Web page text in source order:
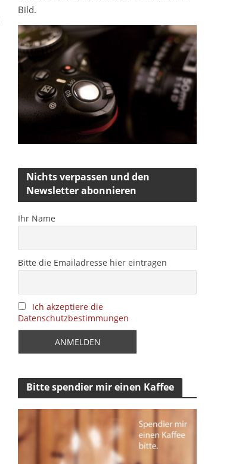
Bild.
Nichts verpassen und den
Newsletter abonnieren
Ihr Name
Bitte die Emailadresse hier eintragen
Ich akzeptiere die
Datenschutzbestimmungen
Bitte spendier mir einen Kaffee